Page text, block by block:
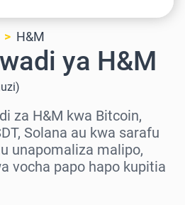
H&M
ya H&M
)
za H&M kwa Bitcoin,
Solana au kwa sarafu
unapomaliza malipo,
vocha papo hapo kupitia